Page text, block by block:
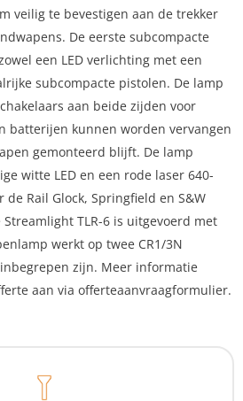
veilig te bevestigen aan de trekker
De eerste subcompacte
een LED verlichting met een
subcompacte pistolen. De lamp
aan beide zijden voor
batterijen kunnen worden vervangen
gemonteerd blijft. De lamp
witte LED en een rode laser 640-
de Rail Glock, Springfield en S&W
Streamlight TLR-6 is uitgevoerd met
werkt op twee CR1/3N
zijn. Meer informatie
aan via offerteaanvraagformulier.